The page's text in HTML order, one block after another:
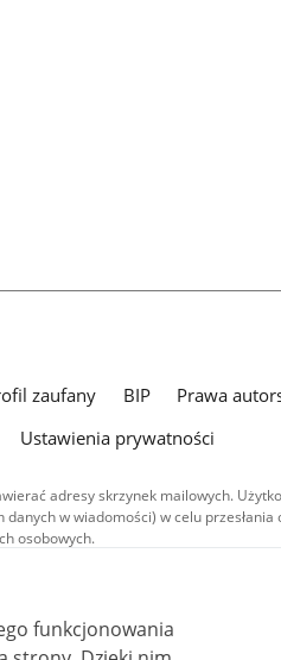
zaufany BIP Prawa
Ustawienia prywatności
adresy skrzynek mailowych.
w wiadomości) w celu
osobowych.
(z wyłączeniem treści
Commons: uznanie autorstwa - na tych
audiowizualne, w tym zdjęcia,
Commons: uznanie autorstwa
ND 4.0), o ile nie jest to stwierdzone
funkcjonowania